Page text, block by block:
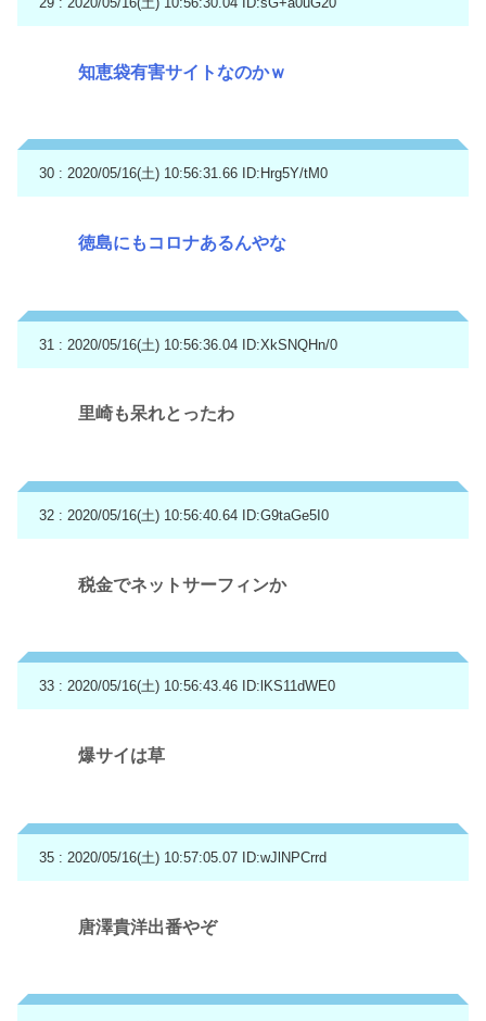
知恵袋有害サイトなのかｗ
30 : 2020/05/16(土) 10:56:31.66 ID:Hrg5Y/tM0
徳島にもコロナあるんやな
31 : 2020/05/16(土) 10:56:36.04 ID:XkSNQHn/0
里崎も呆れとったわ
32 : 2020/05/16(土) 10:56:40.64 ID:G9taGe5I0
税金でネットサーフィンか
33 : 2020/05/16(土) 10:56:43.46 ID:lKS11dWE0
爆サイは草
35 : 2020/05/16(土) 10:57:05.07 ID:wJlNPCrrd
唐澤貴洋出番やぞ